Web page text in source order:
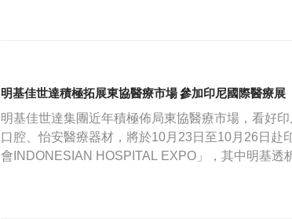
明基佳世達積極拓展東協醫療市場 參加印尼國際醫療展
明基佳世達集團近年積極佈局東協醫療市場，看好
口腔、怡安醫療器材，將於10月 23 日至10月 26 日赴
會 INDONESIAN HOSPITAL EXPO 」，其中明基透